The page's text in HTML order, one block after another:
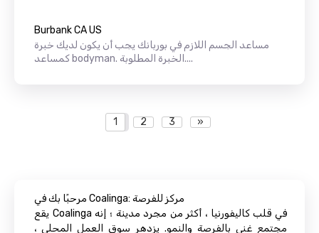
Burbank CA US
مساعد الجسم اللازم في بوربانك يجب أن يكون لديك خبرة
كمساعد bodyman. الخبرة المطلوبة....
1 2 3 »
مرحبًا بك في Coalinga: مركز للفرصة
يقع Coalinga في قلب كاليفورنيا ، أكثر من مجرد مدينة ؛ إنه
مجتمع غني بالفرصة والنمو. يزدهر سوق العمل المحلي ،